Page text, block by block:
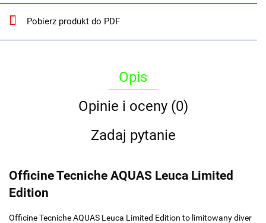
Pobierz produkt do PDF
Opis
Opinie i oceny (0)
Zadaj pytanie
Officine Tecniche AQUAS Leuca Limited
Edition
Officine Tecniche AQUAS Leuca Limited Edition to limitowany diver